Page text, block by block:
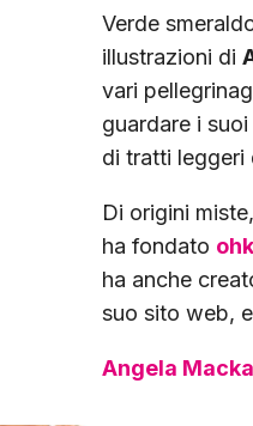
Verde
illustrazioni di
vari
guardare i
di tratti leggeri
Di origini
ha fondato
ha anche
suo sito web,
Angela